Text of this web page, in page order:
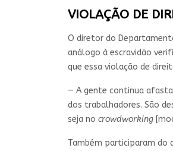
VIOLAÇÃO DE
O diretor do
análogo à escravidão
que essa violação de
— A gente continua
dos trabalhadores. São
seja no crowdworking
Também participaram do